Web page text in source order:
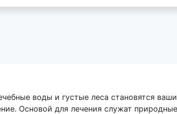
воды и густые леса становятся
Основой для лечения служат